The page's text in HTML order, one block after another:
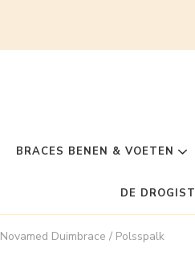
BRACES BENEN & VOETEN
DE DROGIST
Novamed Duimbrace / Polsspalk